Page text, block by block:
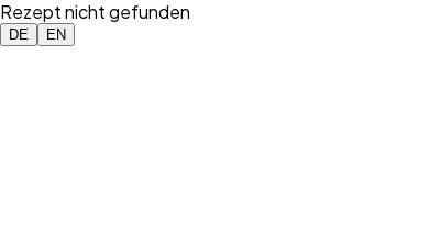
Rezept nicht gefunden
DE EN